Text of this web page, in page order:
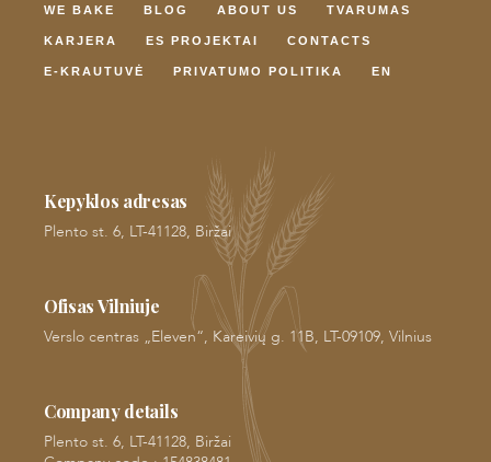
WE BAKE BLOG ABOUT US TVARUMAS
KARJERA ES PROJEKTAI CONTACTS
E-KRAUTUVĖ PRIVATUMO POLITIKA EN
Kepyklos adresas
Plento st. 6, LT-41128, Biržai
Ofisas Vilniuje
Verslo centras „Eleven“, Kareivių g. 11B, LT-09109, Vilnius
Company details
Plento st. 6, LT-41128, Biržai